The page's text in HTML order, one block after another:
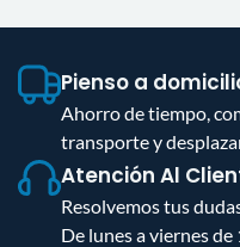
Pienso a
Ahorro de tiempo,
transporte y
Atención Al
Resolvemos tus
De lunes a viernes